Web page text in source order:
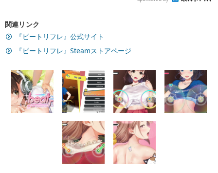
関連リンク
『ビートリフレ』公式サイト
『ビートリフレ』Steamストアページ